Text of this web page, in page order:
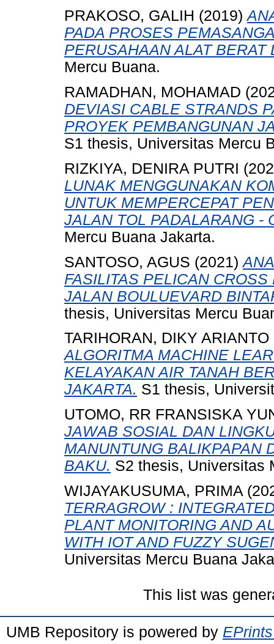
PRAKOSO, GALIH (2019)
PADA PROSES
PERUSAHAAN ALAT BERAT
Mercu Buana.
RAMADHAN, MOHAMAD
DEVIASI CABLE STRANDS
PROYEK PEMBANGUNAN
S1 thesis, Universitas Mercu
RIZKIYA, DENIRA PUTRI
LUNAK MENGGUNAKAN
UNTUK MEMPERCEPAT
JALAN TOL PADALARANG -
Mercu Buana Jakarta.
SANTOSO, AGUS (2021)
FASILITAS PELICAN
JALAN BOULUEVARD
thesis, Universitas Mercu
TARIHORAN, DIKY ARIANTO
ALGORITMA MACHINE
KELAYAKAN AIR TANAH
JAKARTA. S1 thesis,
UTOMO, RR FRANSISKA
JAWAB SOSIAL DAN
MANUNTUNG BALIKPAPAN
BAKU. S2 thesis, Universitas
WIJAYAKUSUMA, PRIMA
TERRAGROW :
PLANT MONITORING AND
WITH IOT AND FUZZY
Universitas Mercu Buana
This list was
UMB Repository is powered by